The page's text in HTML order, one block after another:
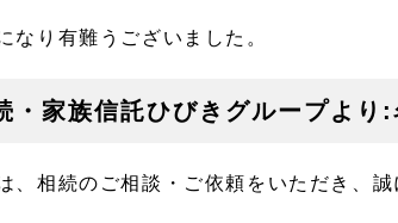
なり有難うございました。
・家族信託ひびきグループよ
、相続のご相談・ご依頼をいただき、誠